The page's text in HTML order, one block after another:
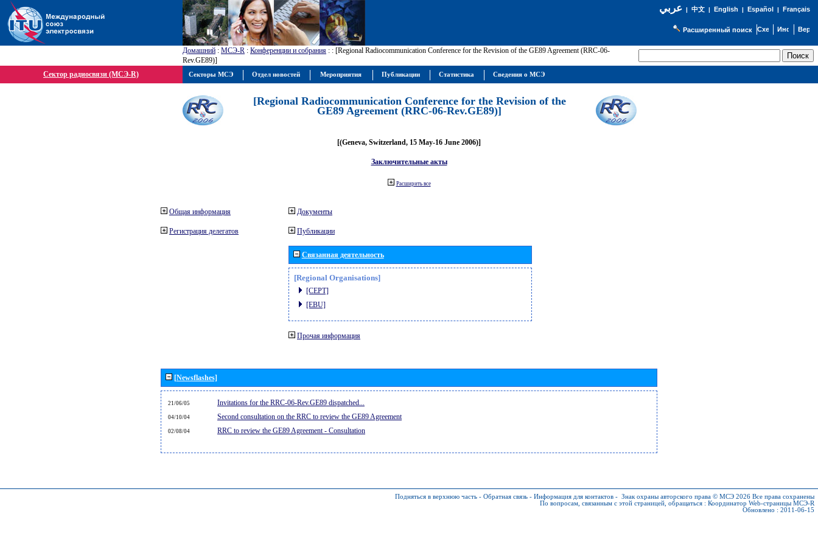
عربي| 中文| English | Español | Français
Расширенный поиск
Домашний : МСЭ-R : Конференции и собрания : : [Regional Radiocommunication Conference for the Revision of the GE89 Agreement (RRC-06-
Rev.GE89)]
Сектор радиосвязи (МСЭ-R)
[Regional Radiocommunication Conference for the Revision of the
GE89 Agreement (RRC-06-Rev.GE89)]
[(Geneva, Switzerland, 15 May-16 June 2006)]
Заключительные акты
Расширить все
Общая информация
Регистрация делегатов
Документы
Публикации
Связанная деятельность
[Regional Organisations]
[CEPT]
[EBU]
Прочая информация
[Newsflashes]
21/06/05 Invitations for the RRC-06-Rev.GE89 dispatched...
04/10/04 Second consultation on the RRC to review the GE89 Agreement
02/08/04 RRC to review the GE89 Agreement - Consultation
Подняться в верхнюю часть - Обратная связь - Информация для контактов - Знак охраны авторского права © МСЭ 2026 Все права сохранены
По вопросам, связанным с этой страницей, обращаться : Координатор Web-страницы МСЭ-R
Обновлено : 2011-06-15
Секторы МСЭ Отдел новостей Мероприятия Публикации Статистика Сведения о МСЭ